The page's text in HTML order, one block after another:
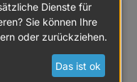
-> Konfiguration sichern
19:55
Display, bin nun
Dienste für
Sie können Ihre
oder zurückziehen.
Das ist ok